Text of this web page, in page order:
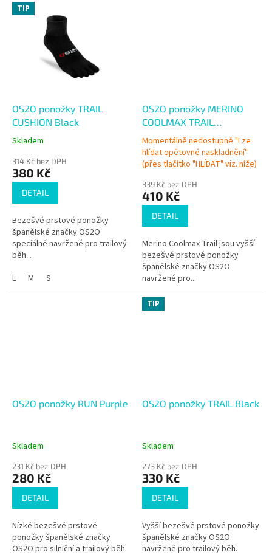
TIP
OS2O ponožky TRAIL
CUSHION Black
Průměrné
produktu
je
hvězdiček.
Skladem
314 Kč bez DPH
380 Kč
DETAIL
Bezešvé prstové ponožky
španělské značky OS2O
speciálně navržené pro trailový
běh...
L
M S
OS2O ponožky MERINO
COOLMAX TRAIL
Spellbound
Průměrné
hodnocení
je
5,0
Momentálně nedostupné "Lze
hlídat opětovné naskladnění"
(přes tlačítko "HLÍDAT" viz. níže)
339 Kč bez DPH
410 Kč
DETAIL
Merino Coolmax Trail jsou vyšší
bezešvé prstové ponožky
španělské značky OS2O
navržené pro...
OS2O ponožky RUN Purple
Skladem
231 Kč bez DPH
280 Kč
DETAIL
Nízké bezešvé prstové
ponožky španělské značky
OS2O pro silniční a trailový běh.
TIP
OS2O ponožky TRAIL Black
Skladem
273 Kč bez DPH
330 Kč
DETAIL
Vyšší bezešvé prstové ponožky
španělské značky OS2O
navržené pro trailový běh.